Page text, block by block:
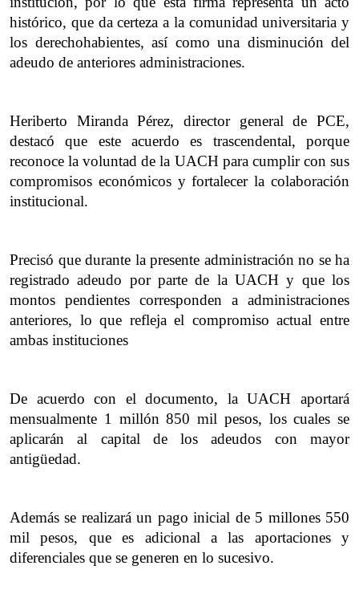
histórico, que da certeza a la comunidad universitaria y
los derechohabientes, así como una disminución del
adeudo de anteriores administraciones.
Heriberto Miranda Pérez, director general de PCE,
destacó que este acuerdo es trascendental, porque
reconoce la voluntad de la UACH para cumplir con sus
compromisos económicos y fortalecer la colaboración
institucional.
Precisó que durante la presente administración no se ha
registrado adeudo por parte de la UACH y que los
montos pendientes corresponden a administraciones
anteriores, lo que refleja el compromiso actual entre
ambas instituciones
De acuerdo con el documento, la UACH aportará
mensualmente 1 millón 850 mil pesos, los cuales se
aplicarán al capital de los adeudos con mayor
antigüedad.
Además se realizará un pago inicial de 5 millones 550
mil pesos, que es adicional a las aportaciones y
diferenciales que se generen en lo sucesivo.